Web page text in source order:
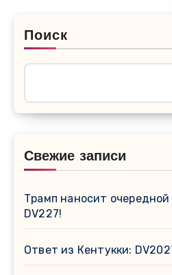
Поиск
Свежие записи
Трамп наносит
DV227!
Ответ из Кентукки: